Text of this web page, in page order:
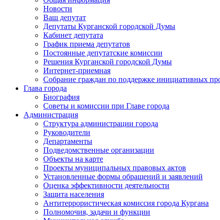
Новости
Ваш депутат
Депутаты Курганской городской Думы
Кабинет депутата
График приема депутатов
Постоянные депутатские комиссии
Решения Курганской городской Думы
Интернет-приемная
Собрание граждан по поддержке инициативных
Глава города
Биография
Советы и комиссии при Главе города
Администрация
Структура администрации города
Руководители
Департаменты
Подведомственные организации
Объекты на карте
Проекты муниципальных правовых актов
Установленные формы обращений и заявлений
Оценка эффективности деятельности
Защита населения
Антитеррористическая комиссия города Кургана
Полномочия, задачи и функции